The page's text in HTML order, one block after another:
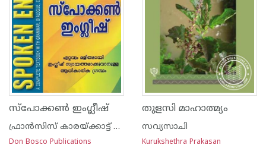
സ്പോക്കണ്‍ ഇംഗ്ലീഷ്
ഫ്രാന്‍സിസ് കാരയ്ക്കാട്ട് ഏസ് ഡി ബി
Don Bosco Publications
തുളസി മാഹാത്മ്യം
സവ്യസാചി
Kurukshethra Prakasan